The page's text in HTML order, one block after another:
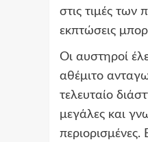
στις τιμές
εκπτώσεις
Οι αυστηροί
αθέμιτο
τελευταίο
μεγάλες και